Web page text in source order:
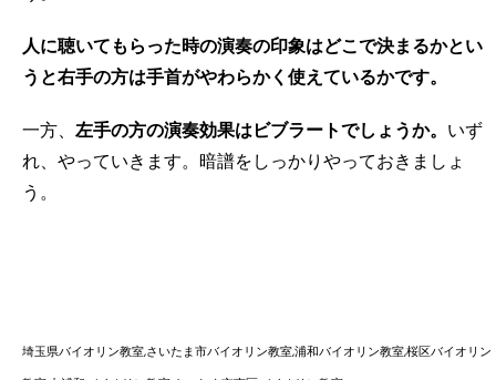
人に聴いてもらった時の演奏の印象はどこで決まるかとい
うと右手の方は手首がやわらかく使えているかです。
一方、 左手の方の演奏効果はビブラートでしょうか。 いず
れ、やっていきます。 暗譜をしっかりやっておきましょ
う。
埼玉県バイオリン教室,さいたま市バイオリン教室,浦和バイオリン教室,桜区バイオリン